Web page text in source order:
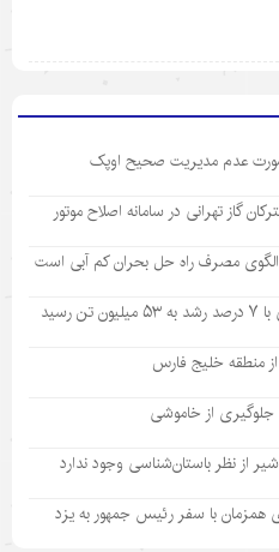
عدم مدیریت صحیح اوپک
مصرف راه حل بحران کم آبی است
از خاموشی
از نظر باستان‌شناسی وجود ندارد